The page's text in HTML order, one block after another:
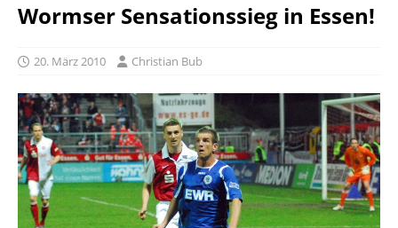
Wormser Sensationssieg in Essen!
20. März 2010 Christian Bub